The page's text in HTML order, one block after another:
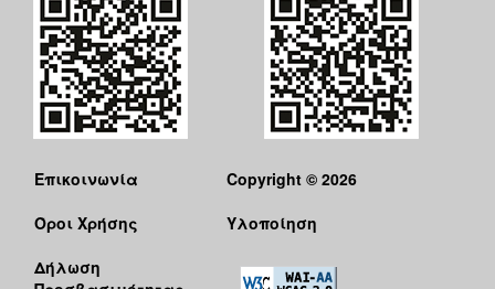
Επικοινωνία
Όροι Χρήσης
Δήλωση
Copyright © 2026
Υλοποίηση